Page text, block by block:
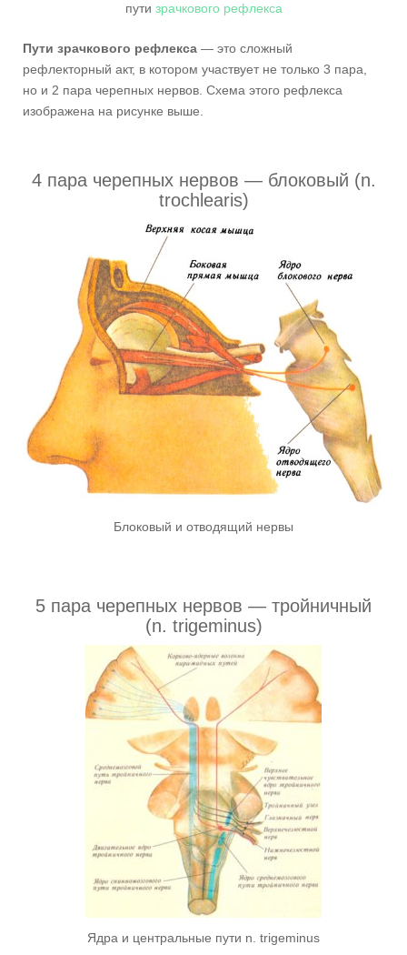
пути зрачкового рефлекса
Пути зрачкового рефлекса — это сложный
рефлекторный акт, в котором участвует не только 3 пара,
но и 2 пара черепных нервов. Схема этого рефлекса
изображена на рисунке выше.
4 пара черепных нервов — блоковый (n.
trochlearis)
Блоковый и отводящий нервы
5 пара черепных нервов — тройничный
(n. trigeminus)
Ядра и центральные пути n. trigeminus